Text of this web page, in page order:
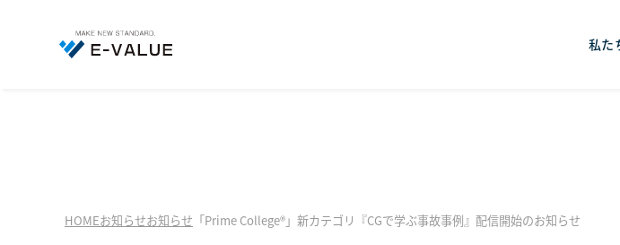
私た
HOMEお知らせお知らせ 「Prime College®」新カテゴリ『CGで学ぶ事故事例』配信開始のお知らせ